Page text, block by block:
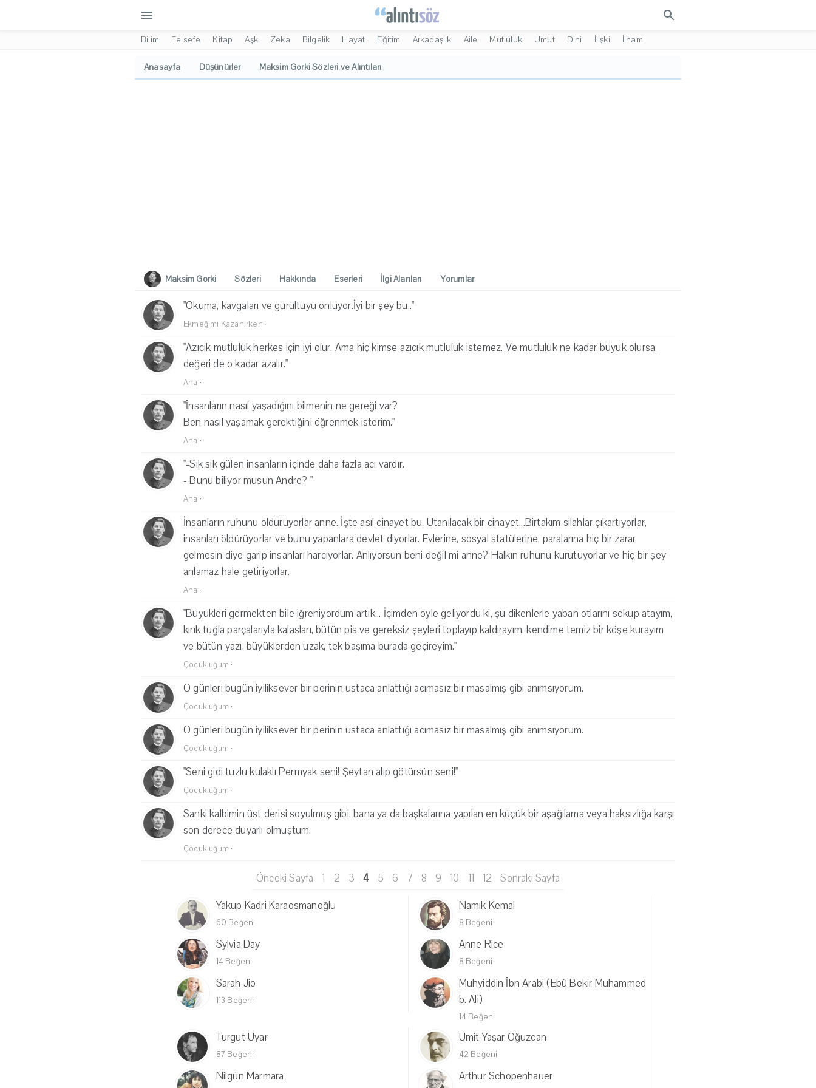
menu search
Bilim Felsefe Kitap Aşk Zeka Bilgelik Hayat Eğitim Arkadaşlık Aile Mutluluk Umut Dini İlişki İlham
Anasayfa Düşünürler Maksim Gorki Sözleri ve Alıntıları
Maksim Gorki Sözleri Hakkında Eserleri İlgi Alanları Yorumlar
"Okuma, kavgaları ve gürültüyü önlüyor.İyi bir şey bu.."
Ekmeğimi Kazanırken ·
"Azıcık mutluluk herkes için iyi olur. Ama hiç kimse azıcık mutluluk istemez. Ve mutluluk ne kadar büyük olursa,
değeri de o kadar azalır."
Ana ·
"İnsanların nasıl yaşadığını bilmenin ne gereği var?
Ben nasıl yaşamak gerektiğini öğrenmek isterim."
Ana ·
"-Sık sık gülen insanların içinde daha fazla acı vardır.
- Bunu biliyor musun Andre? "
Ana ·
İnsanların ruhunu öldürüyorlar anne. İşte asıl cinayet bu. Utanılacak bir cinayet...Birtakım silahlar çıkartıyorlar,
insanları öldürüyorlar ve bunu yapanlara devlet diyorlar. Evlerine, sosyal statülerine, paralarına hiç bir zarar
gelmesin diye garip insanları harcıyorlar. Anlıyorsun beni değil mi anne? Halkın ruhunu kurutuyorlar ve hiç bir şey
anlamaz hale getiriyorlar.
Ana ·
"Büyükleri görmekten bile iğreniyordum artık... İçimden öyle geliyordu ki, şu dikenlerle yaban otlarını söküp atayım,
kırık tuğla parçalarıyla kalasları, bütün pis ve gereksiz şeyleri toplayıp kaldırayım, kendime temiz bir köşe kurayım
ve bütün yazı, büyüklerden uzak, tek başıma burada geçireyim."
Çocukluğum ·
O günleri bugün iyiliksever bir perinin ustaca anlattığı acımasız bir masalmış gibi anımsıyorum.
Çocukluğum ·
O günleri bugün iyiliksever bir perinin ustaca anlattığı acımasız bir masalmış gibi anımsıyorum.
Çocukluğum ·
"Seni gidi tuzlu kulaklı Permyak seni! Şeytan alıp götürsün seni!"
Çocukluğum ·
Sanki kalbimin üst derisi soyulmuş gibi, bana ya da başkalarına yapılan en küçük bir aşağılama veya haksızlığa karşı
son derece duyarlı olmuştum.
Çocukluğum ·
Önceki Sayfa 1 2 3 4 5 6 7 8 9 10 11 12
Sonraki Sayfa
Yakup Kadri Karaosmanoğlu
60 Beğeni
Namık Kemal
8 Beğeni
Sylvia Day
14 Beğeni
Anne Rice
8 Beğeni
Sarah Jio
113 Beğeni
Muhyiddin İbn Arabi (Ebû Bekir Muhammed
b. Ali)
14 Beğeni
Turgut Uyar
87 Beğeni
Ümit Yaşar Oğuzcan
42 Beğeni
Nilgün Marmara Arthur Schopenhauer